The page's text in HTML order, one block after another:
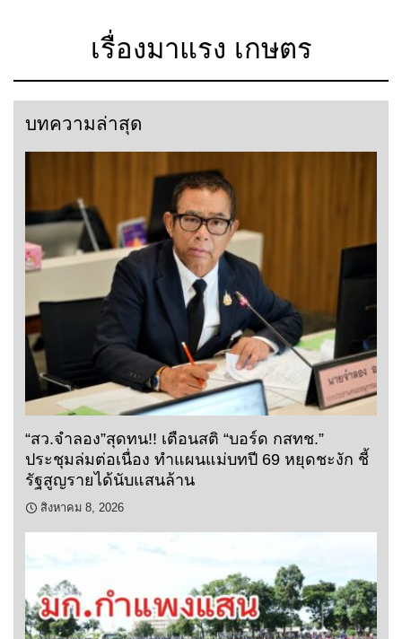
เรื่องมาแรง เกษตร
บทความล่าสุด
“สว.จำลอง”สุดทน!! เตือนสติ “บอร์ด กสทช.”
ประชุมล่มต่อเนื่อง ทำแผนแม่บทปี 69 หยุดชะงัก ชี้
รัฐสูญรายได้นับแสนล้าน
สิงหาคม 8, 2026